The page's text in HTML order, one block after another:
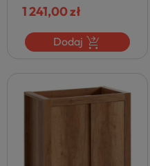
Naturalny Boho Comad
1 241,00 zł
Dodaj